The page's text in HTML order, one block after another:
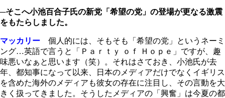
─そこへ小池百合子氏の新党「希望の党」の登場が更なる激震
をもたらしました。
マッカリー 個人的には、そもそも「希望の党」というネーミ
ング…英語で言うと「Ｐａｒｔｙ ｏｆ Ｈｏｐｅ」ですが、趣
味悪いなぁと思います（笑）。それはさておき、小池氏が去
年、都知事になって以来、日本のメディアだけでなくイギリス
を含めた海外のメディアも彼女の存在に注目し、その言動を大
きく扱ってきました。そうしたメディアの「興奮」は今夏の都